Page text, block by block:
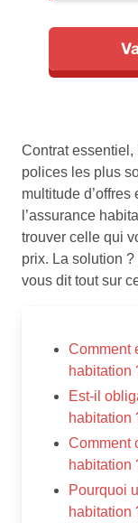
Contrat essentiel,
polices les plus
multitude
l’assurance
trouver celle qui
prix. La solution ?
vous dit tout sur
Comment
habitation
Est-il
habitation
Comment
habitation
Pourquoi
habitation